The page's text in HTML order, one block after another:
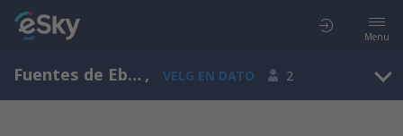
Menu
Fuentes de Ebro, Aragon, Spania , VELG EN DATO 2